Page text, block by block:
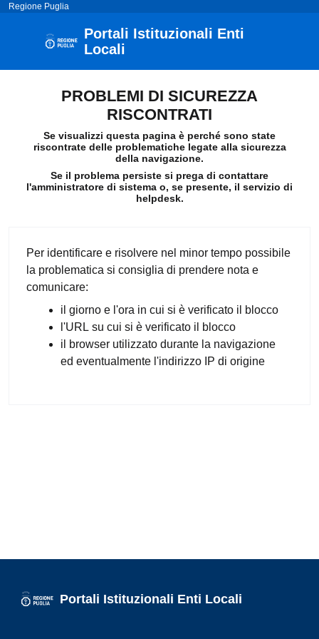
Regione Puglia
Portali Istituzionali Enti
Locali
PROBLEMI DI SICUREZZA
RISCONTRATI
Se visualizzi questa pagina è perché sono state
riscontrate delle problematiche legate alla sicurezza
della navigazione.
Se il problema persiste si prega di contattare
l'amministratore di sistema o, se presente, il servizio di
helpdesk.
Per identificare e risolvere nel minor tempo possibile
la problematica si consiglia di prendere nota e
comunicare:
il giorno e l'ora in cui si è verificato il blocco
l'URL su cui si è verificato il blocco
il browser utilizzato durante la navigazione
ed eventualmente l'indirizzo IP di origine
Portali Istituzionali Enti Locali